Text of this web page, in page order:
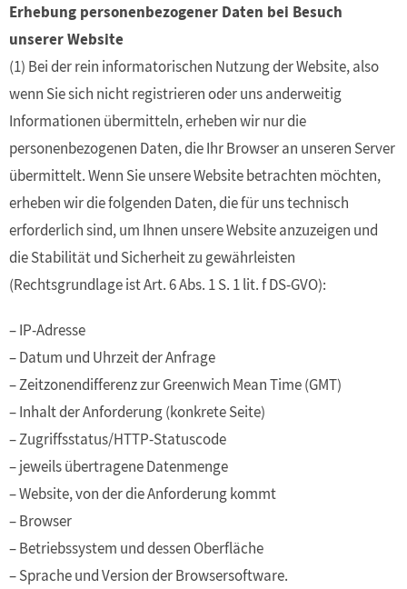
Erhebung personenbezogener Daten bei Besuch
unserer Website
(1) Bei der rein informatorischen Nutzung der Website, also
wenn Sie sich nicht registrieren oder uns anderweitig
Informationen übermitteln, erheben wir nur die
personenbezogenen Daten, die Ihr Browser an unseren Server
übermittelt. Wenn Sie unsere Website betrachten möchten,
erheben wir die folgenden Daten, die für uns technisch
erforderlich sind, um Ihnen unsere Website anzuzeigen und
die Stabilität und Sicherheit zu gewährleisten
(Rechtsgrundlage ist Art. 6 Abs. 1 S. 1 lit. f DS-GVO):
– IP-Adresse
– Datum und Uhrzeit der Anfrage
– Zeitzonendifferenz zur Greenwich Mean Time (GMT)
– Inhalt der Anforderung (konkrete Seite)
– Zugriffsstatus/HTTP-Statuscode
– jeweils übertragene Datenmenge
– Website, von der die Anforderung kommt
– Browser
– Betriebssystem und dessen Oberfläche
– Sprache und Version der Browsersoftware.